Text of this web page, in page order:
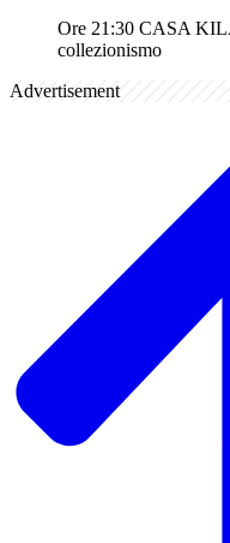
Ore 21:30 CASA
collezionismo
Advertisement